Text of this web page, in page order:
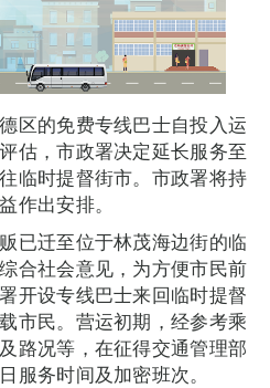
区的免费专线巴士自投入运
估，市政署决定延长服务至
临时提督街市。市政署将持
作出安排。
已迁至位于林茂海边街的临
合社会意见，为方便市民前
开设专线巴士来回临时提督
市民。营运初期，经参考乘
路况等，在征得交通管理部
服务时间及加密班次。